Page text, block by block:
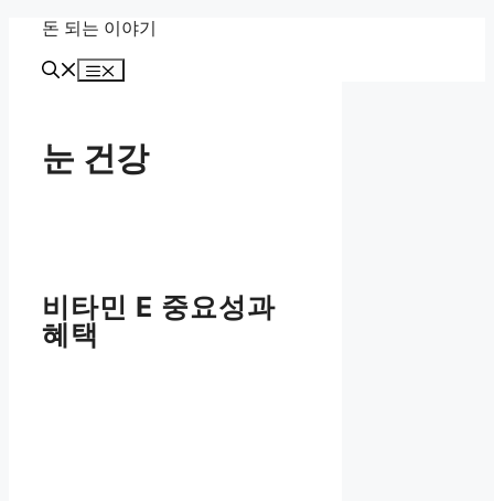
content
돈 되는 이야기
Menu
눈 건강
비타민 E 중요성과
혜택